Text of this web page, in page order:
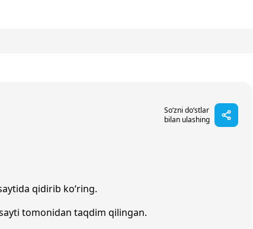
So‘zni do‘stlar
bilan ulashing
qidirib ko‘ring.
tomonidan taqdim qilingan.